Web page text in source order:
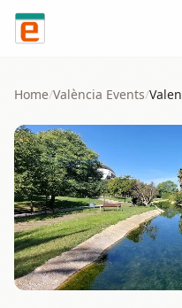
Skip to content
Home/València Events/